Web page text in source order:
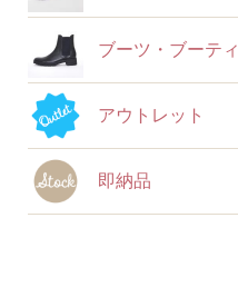
ブーツ・ブーティ
アウトレット
即納品